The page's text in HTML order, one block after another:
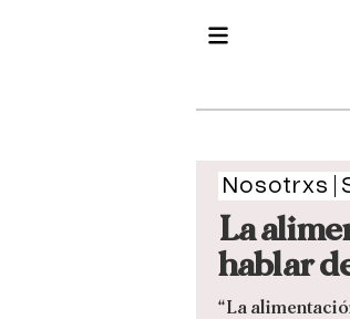
Nosotrxs
La
hablar
“La